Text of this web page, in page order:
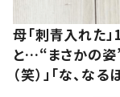
母「刺青入れた」
と…“まさかの姿
（笑）」「な、なる